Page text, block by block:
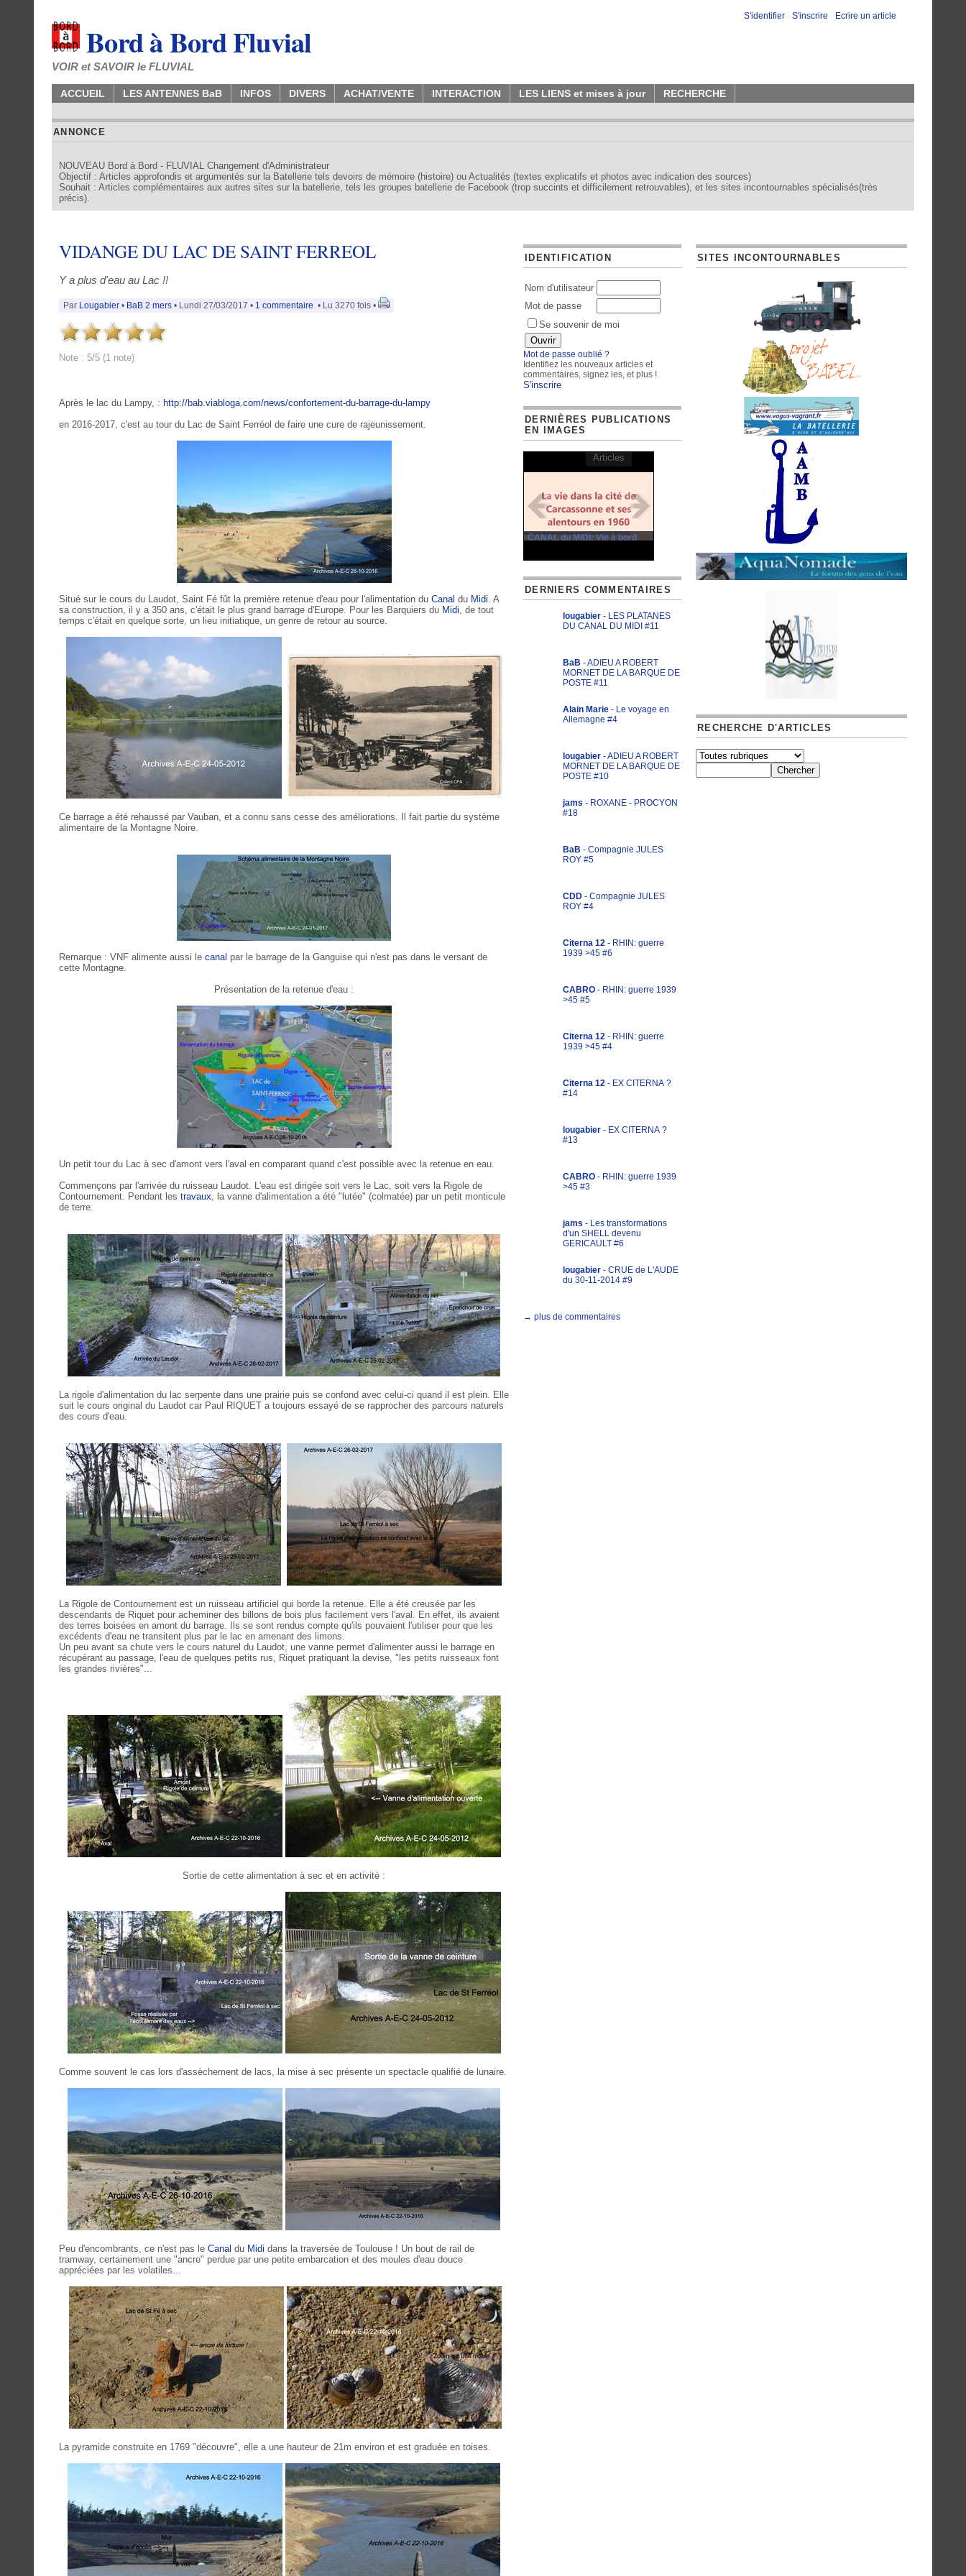
S'identifier - S'inscrire - Ecrire un article
Bord à Bord Fluvial
VOIR et SAVOIR le FLUVIAL
ACCUEIL LES ANTENNES BaB INFOS DIVERS ACHAT/VENTE INTERACTION LES LIENS et mises à jour RECHERCHE
ANNONCE
NOUVEAU Bord à Bord - FLUVIAL Changement d'Administrateur
Objectif : Articles approfondis et argumentés sur la Batellerie tels devoirs de mémoire (histoire) ou Actualités (textes explicatifs et photos avec indication des sources)
Souhait : Articles complémentaires aux autres sites sur la batellerie, tels les groupes batellerie de Facebook (trop succints et difficilement retrouvables), et les sites incontournables spécialisés(très
précis).
VIDANGE DU LAC DE SAINT FERREOL
Y a plus d'eau au Lac !!
Par Lougabier • BaB 2 mers • Lundi 27/03/2017 • 1 commentaire • Lu 3270 fois •
Note : 5/5 (1 note)
Après le lac du Lampy, : http://bab.viabloga.com/news/confortement-du-barrage-du-lampy
en 2016-2017, c'est au tour du Lac de Saint Ferréol de faire une cure de rajeunissement.
Situé sur le cours du Laudot, Saint Fé fût la première retenue d'eau pour l'alimentation du Canal du Midi. A
sa construction, il y a 350 ans, c'était le plus grand barrage d'Europe. Pour les Barquiers du Midi, de tout
temps c'était en quelque sorte, un lieu initiatique, un genre de retour au source.
Ce barrage a été rehaussé par Vauban, et a connu sans cesse des améliorations. Il fait partie du système
alimentaire de la Montagne Noire.
Remarque : VNF alimente aussi le canal par le barrage de la Ganguise qui n'est pas dans le versant de
cette Montagne.
Présentation de la retenue d'eau :
Un petit tour du Lac à sec d'amont vers l'aval en comparant quand c'est possible avec la retenue en eau.
Commençons par l'arrivée du ruisseau Laudot. L'eau est dirigée soit vers le Lac, soit vers la Rigole de
Contournement. Pendant les travaux, la vanne d'alimentation a été "lutée" (colmatée) par un petit monticule
de terre.
La rigole d'alimentation du lac serpente dans une prairie puis se confond avec celui-ci quand il est plein. Elle
suit le cours original du Laudot car Paul RIQUET a toujours essayé de se rapprocher des parcours naturels
des cours d'eau.
La Rigole de Contournement est un ruisseau artificiel qui borde la retenue. Elle a été creusée par les
descendants de Riquet pour acheminer des billons de bois plus facilement vers l'aval. En effet, ils avaient
des terres boisées en amont du barrage. Ils se sont rendus compte qu'ils pouvaient l'utiliser pour que les
excédents d'eau ne transitent plus par le lac en amenant des limons.
Un peu avant sa chute vers le cours naturel du Laudot, une vanne permet d'alimenter aussi le barrage en
récupérant au passage, l'eau de quelques petits rus, Riquet pratiquant la devise, "les petits ruisseaux font
les grandes rivières"...
Sortie de cette alimentation à sec et en activité :
Comme souvent le cas lors d'assèchement de lacs, la mise à sec présente un spectacle qualifié de lunaire.
Peu d'encombrants, ce n'est pas le Canal du Midi dans la traversée de Toulouse ! Un bout de rail de
tramway, certainement une "ancre" perdue par une petite embarcation et des moules d'eau douce
appréciées par les volatiles...
La pyramide construite en 1769 "découvre", elle a une hauteur de 21m environ et est graduée en toises.
IDENTIFICATION
Nom d'utilisateur
Mot de passe
Se souvenir de moi
Mot de passe oublié ?
Identifiez les nouveaux articles et
commentaires, signez les, et plus !
S'inscrire
DERNIÈRES PUBLICATIONS
EN IMAGES
CANAL du MIDI: Vie à bord
Articles
DERNIERS COMMENTAIRES
lougabier - LES PLATANES
DU CANAL DU MIDI #11
BaB - ADIEU A ROBERT
MORNET DE LA BARQUE DE
POSTE #11
Alain Marie - Le voyage en
Allemagne #4
lougabier - ADIEU A ROBERT
MORNET DE LA BARQUE DE
POSTE #10
jams - ROXANE - PROCYON
#18
BaB - Compagnie JULES
ROY #5
CDD - Compagnie JULES
ROY #4
Citerna 12 - RHIN: guerre
1939 >45 #6
CABRO - RHIN: guerre 1939
>45 #5
Citerna 12 - RHIN: guerre
1939 >45 #4
Citerna 12 - EX CITERNA ?
#14
lougabier - EX CITERNA ?
#13
CABRO - RHIN: guerre 1939
>45 #3
jams - Les transformations
d'un SHELL devenu
GERICAULT #6
lougabier - CRUE de L'AUDE
du 30-11-2014 #9
→ plus de commentaires
SITES INCONTOURNABLES
RECHERCHE D'ARTICLES